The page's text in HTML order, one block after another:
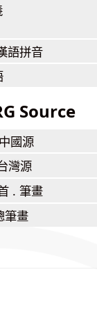
語拼音
Source
中國源
灣源
. 筆畫
筆畫